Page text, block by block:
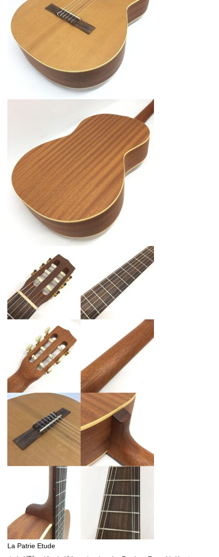
La Patrie Etude